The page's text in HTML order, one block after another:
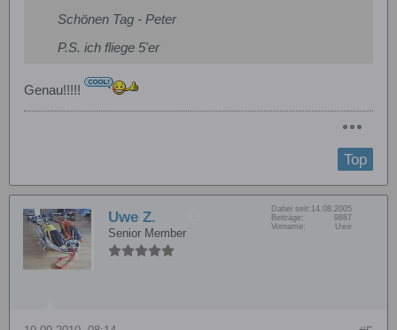
Schönen Tag - Peter
P.S. ich fliege 5'er
Genau!!!!!
Top
Uwe Z.
Senior Member
Dabei seit: 14.08.2005
Beiträge:
9887
Vorname:
Uwe